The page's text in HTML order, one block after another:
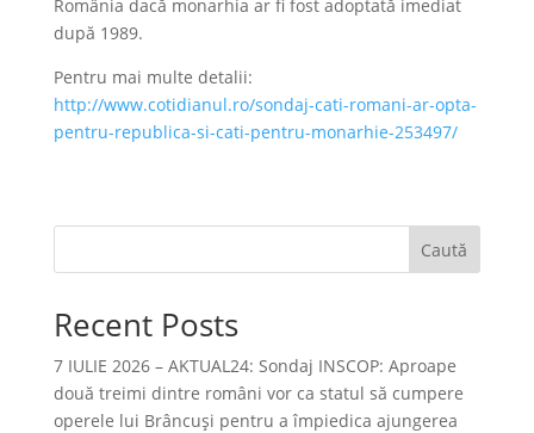
România dacă monarhia ar fi fost adoptată imediat
după 1989.
Pentru mai multe detalii:
http://www.cotidianul.ro/sondaj-cati-romani-ar-opta-
pentru-republica-si-cati-pentru-monarhie-253497/
Caută
Recent Posts
7 IULIE 2026 – AKTUAL24: Sondaj INSCOP: Aproape
două treimi dintre români vor ca statul să cumpere
operele lui Brâncuşi pentru a împiedica ajungerea